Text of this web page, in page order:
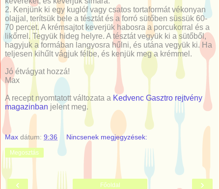
2. Kenjünk ki egy kuglóf vagy csatos tortaformát vékonyan
olajjal, terítsük bele a tésztát és a forró sütőben süssük 60-
70 percet. A krémsajtot keverjük habosra a porcukorral és a
likőrrel. Tegyük hideg helyre. A tésztát vegyük ki a sütőből,
hagyjuk a formában langyosra hűlni, és utána vegyük ki. Ha
teljesen kihűlt vágjuk félbe, és kenjük meg a krémmel.
Jó étvágyat hozzá!
Max
A recept nyomtatott változata a Kedvenc Gasztro rejtvény
magazinban jelent meg.
Max dátum: 9:36 Nincsenek megjegyzések:
Megosztás
‹ ›
Főoldal